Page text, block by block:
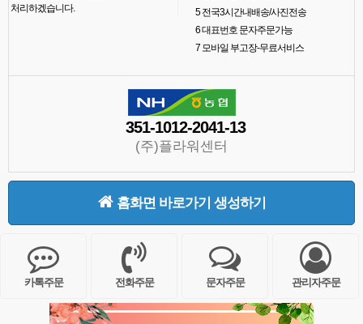
처리하겠습니다.
5전국3시간내배송/사진전송
6대표번호 문자주문가능
7모바일 부고장-무료서비스
351-1012-2041-13
(주)플라워센터
홈화면 바로가기 생성하기
카톡주문 전화주문 문자주문 관리자주문